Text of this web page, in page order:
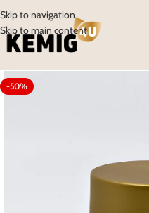
Skip to navigation
Skip to main content
-50%